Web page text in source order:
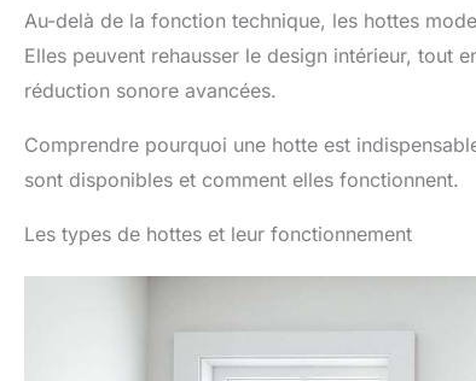
Au-delà de la fonction technique, les hottes
Elles peuvent rehausser le design intérieur, tout
réduction sonore avancées.
Comprendre pourquoi une hotte est
sont disponibles et comment elles fonctionnent.
Les types de hottes et leur fonctionnement